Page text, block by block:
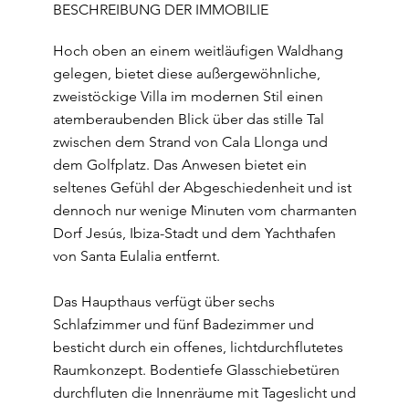
BESCHREIBUNG DER IMMOBILIE
Hoch oben an einem weitläufigen Waldhang
gelegen, bietet diese außergewöhnliche,
zweistöckige Villa im modernen Stil einen
atemberaubenden Blick über das stille Tal
zwischen dem Strand von Cala Llonga und
dem Golfplatz. Das Anwesen bietet ein
seltenes Gefühl der Abgeschiedenheit und ist
dennoch nur wenige Minuten vom charmanten
Dorf Jesús, Ibiza-Stadt und dem Yachthafen
von Santa Eulalia entfernt.
Das Haupthaus verfügt über sechs
Schlafzimmer und fünf Badezimmer und
besticht durch ein offenes, lichtdurchflutetes
Raumkonzept. Bodentiefe Glasschiebetüren
durchfluten die Innenräume mit Tageslicht und